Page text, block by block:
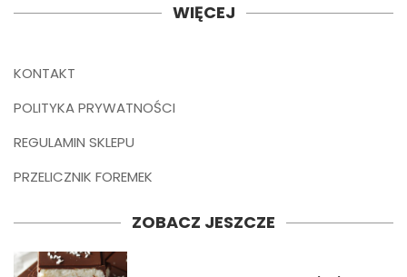
WIĘCEJ
KONTAKT
POLITYKA PRYWATNOŚCI
REGULAMIN SKLEPU
PRZELICZNIK FOREMEK
ZOBACZ JESZCZE